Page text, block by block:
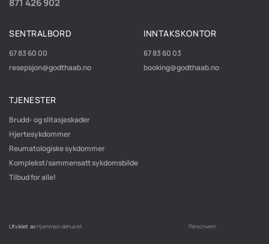
871 426 902
SENTRALBORD
67 83 60 00
resepsjon@godthaab.no
INNTAKSKONTOR
67 83 60 03
booking@godthaab.no
TJENESTER
Brudd- og slitasjeskader
Hjertesykdommer
Reumatologiske sykdommer
Komplekst/sammensatt sykdomsbilde
Tilbud for alle!
Utviklet avHjemmesidehuset Personvern